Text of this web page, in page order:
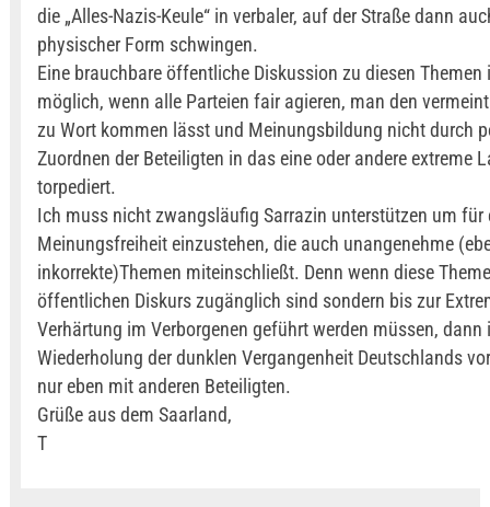
die „Alles-Nazis-Keule“ in verbaler, auf der Straße dann
physischer Form schwingen.
Eine brauchbare öffentliche Diskussion zu diesen Themen
möglich, wenn alle Parteien fair agieren, man den
zu Wort kommen lässt und Meinungsbildung nicht durch
Zuordnen der Beteiligten in das eine oder andere extreme
torpediert.
Ich muss nicht zwangsläufig Sarrazin unterstützen um für
Meinungsfreiheit einzustehen, die auch unangenehme
inkorrekte)Themen miteinschließt. Denn wenn diese
öffentlichen Diskurs zugänglich sind sondern bis zur
Verhärtung im Verborgenen geführt werden müssen, dann
Wiederholung der dunklen Vergangenheit Deutschlands
nur eben mit anderen Beteiligten.
Grüße aus dem Saarland,
T